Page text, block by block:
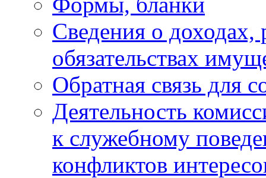
Сведения о доходах,
обязательствах
Обратная связь для
Деятельность
к служебному
конфликтов